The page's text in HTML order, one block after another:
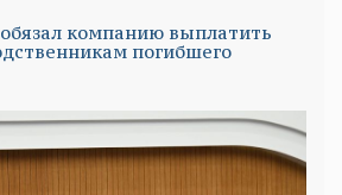
компанию выплатить
погибшего